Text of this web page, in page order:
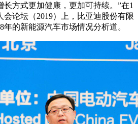
方式更加健康，更加可持续。”在1
会论坛（2019）上，比亚迪股份有限
的新能源汽车市场情况分析道。